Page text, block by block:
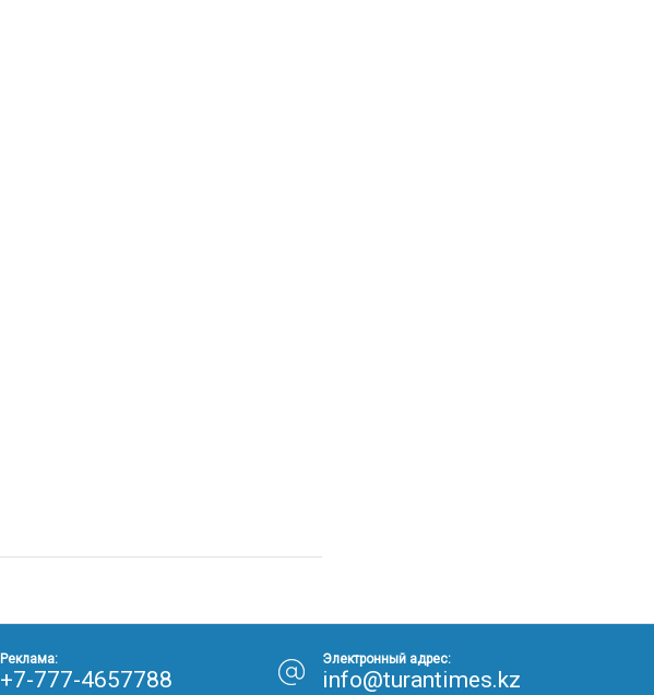
Реклама:
+7-777-4657788
Электронный адрес:
info@turantimes.kz